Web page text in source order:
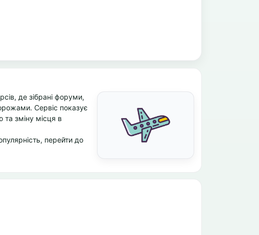
де зібрані форуми,
Сервіс показує
та зміну місця в
перейти до